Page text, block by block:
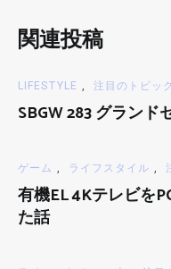
関連投稿
LIFESTYLE , 注目のトピック
SBGW 283 グラン
ゲーム , ライフスタイル ,
有機EL 4Kテレビを
た話